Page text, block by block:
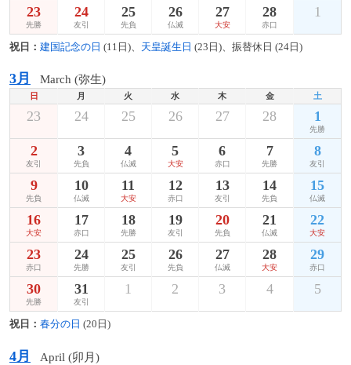
23
先勝
24
友引
25
先負
26
仏滅
27
大安
28
赤口
1
祝日： 建国記念の日 (11日)、 天皇誕生日 (23日)、振替休日 (24日)
3月 March (弥生)
日 月 火 水 木 金 土
23 24 25 26 27 28 1
先勝
2
友引
3
先負
4
仏滅
5
大安
6
赤口
7
先勝
8
友引
9
先負
10
仏滅
11
大安
12
赤口
13
友引
14
先負
15
仏滅
16
大安
17
赤口
18
先勝
19
友引
20
先負
21
仏滅
22
大安
23
赤口
24
先勝
25
友引
26
先負
27
仏滅
28
大安
29
赤口
30
先勝
31
友引
1 2 3 4 5
祝日： 春分の日 (20日)
4月 April (卯月)